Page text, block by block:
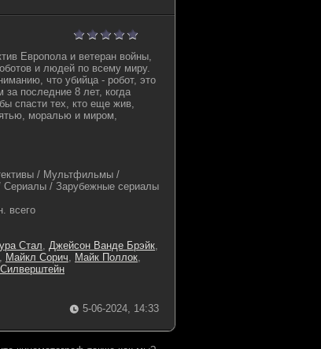
Европола и ветеран войны,
и людей по всему миру.
что убийца - робот, это
последние 8 лет, когда
спасти тех, кто еще жив,
моралью и миром,
/ Мультфильмы /
Сериалы / Зарубежные сериалы
всего
Стал, Джейсон Ванде Брэйк,
, Майкл Сорич, Майк Поллок,
5-06-2024, 14:33